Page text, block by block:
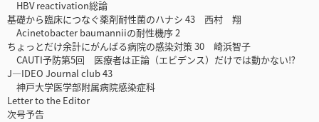
HBV reactivation総論
基礎から臨床につなぐ薬剤耐性菌のハナシ 43 西村 翔
Acinetobacter baumanniiの耐性機序 2
ちょっとだけ余計にがんばる病院の感染対策 30 崎浜智子
CAUTI予防第5回 医療者は正論（エビデンス）だけでは動かない⁉
J—IDEO Journal club 43
神戸大学医学部附属病院感染症科
Letter to the Editor
次号予告